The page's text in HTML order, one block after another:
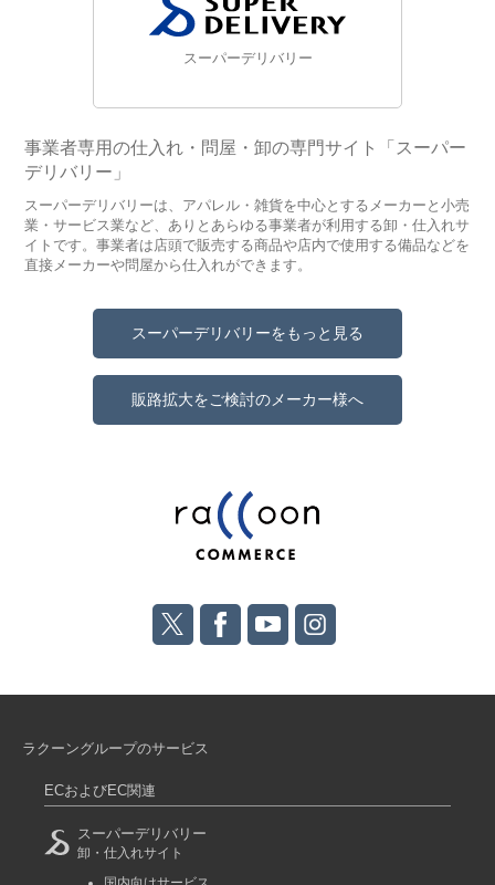
スーパーデリバリー
事業者専用の仕入れ・問屋・卸の専門サイト「スーパー
デリバリー」
スーパーデリバリーは、アパレル・雑貨を中心とするメーカーと小売
業・サービス業など、ありとあらゆる事業者が利用する卸・仕入れサ
イトです。事業者は店頭で販売する商品や店内で使用する備品などを
直接メーカーや問屋から仕入れができます。
スーパーデリバリーをもっと見る
販路拡大をご検討のメーカー様へ
ラクーングループのサービス
ECおよびEC関連
スーパーデリバリー
卸・仕入れサイト